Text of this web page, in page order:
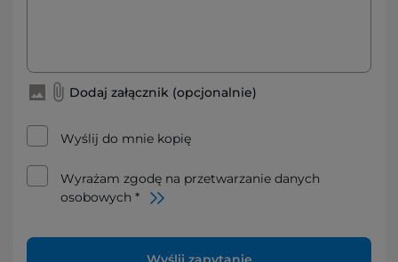
Dodaj załącznik (opcjonalnie)
Wyślij do mnie kopię
Wyrażam zgodę na przetwarzanie danych
osobowych *